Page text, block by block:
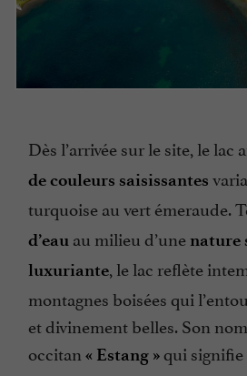
Dès l’arrivée sur le site, le lac
de couleurs saisissantes
turquoise au vert émeraude.
d’eau au milieu d’une nature
luxuriante, le lac reflète
montagnes boisées qui
et divinement belles. Son
occitan « Estang »qui signifie